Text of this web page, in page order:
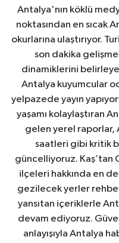
Antalya'nın köklü
noktasından en sıcak
okurlarına ulaştırıyor.
son dakika
dinamiklerini
Antalya kuyumcular
yelpazede yayın
yaşamı kolaylaştıran
gelen yerel raporlar,
saatleri gibi kritik
güncelliyoruz. Kaş’tan
ilçeleri hakkında en
gezilecek yerler
yansıtan içeriklerle
devam ediyoruz.
anlayışıyla Antalya